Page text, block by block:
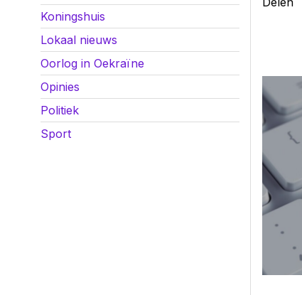
Koningshuis
Lokaal nieuws
Oorlog in Oekraïne
Opinies
Politiek
Sport